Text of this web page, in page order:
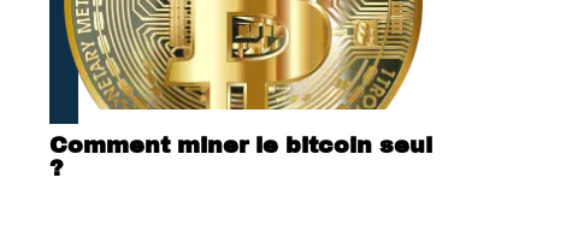
Comment miner le bitcoin seul
?